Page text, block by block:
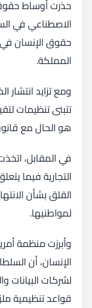
حذرت أوساط
الاصطناعي في
حقوق الإنسان
المملكة.
تتبنى تنظيمات
هو الحال مع
في المقابل،
التجارية فيما
القلق بشأن
لمواطنيها.
وأبرزت منظمة
الإنسان، أن
لشركات البيانات
قواعد تنظيمية